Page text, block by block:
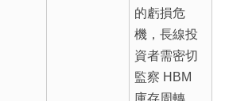
的虧損危
機，長線投
資者需密切
監察 HBM
庫存周轉